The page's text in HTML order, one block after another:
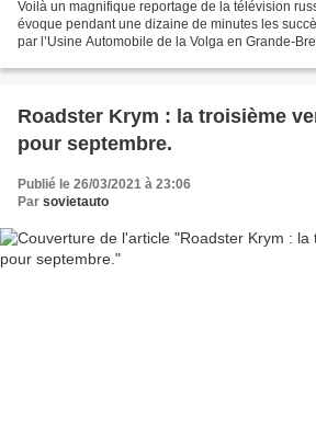
Voilà un magnifique reportage de la télévision
évoque pendant une dizaine de minutes les
par l’Usine Automobile de la Volga en Grande-
Roadster Krym : la troisième
pour septembre.
Publié le 26/03/2021 à 23:06
Par sovietauto